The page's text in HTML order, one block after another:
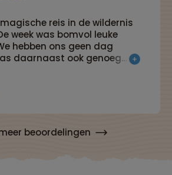
reis in de wildernis
week was bomvol leuke
hebben ons geen dag
daarnaast ook genoeg
beoordelingen